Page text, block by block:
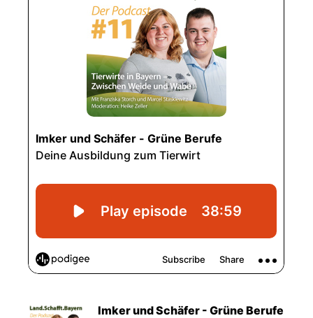
Imker und Schäfer - Grüne Berufe